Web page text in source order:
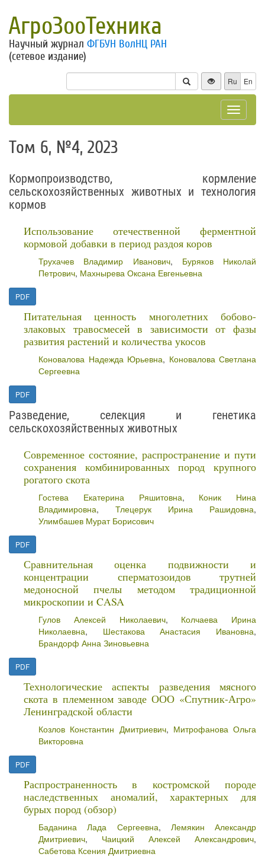
АгроЗооТехника
Научный журнал ФГБУН ВолНЦ РАН
(сетевое издание)
Ru En
Toggle
Том 6, №4, 2023
Кормопроизводство, кормление
сельскохозяйственных животных и технология
кормов
Использование отечественной ферментной
кормовой добавки в период раздоя коров
Трухачев Владимир Иванович, Буряков Николай
Петрович, Махнырева Оксана Евгеньевна
PDF
Питательная ценность многолетних бобово-
злаковых травосмесей в зависимости от фазы
развития растений и количества укосов
Коновалова Надежда Юрьевна, Коновалова Светлана
Сергеевна
PDF
Разведение, селекция и генетика
сельскохозяйственных животных
Современное состояние, распространение и пути
сохранения комбинированных пород крупного
рогатого скота
Гостева Екатерина Ряшитовна, Коник Нина
Владимировна, Тлецерук Ирина Рашидовна,
Улимбашев Мурат Борисович
PDF
Сравнительная оценка подвижности и
концентрации сперматозоидов трутней
медоносной пчелы методом традиционной
микроскопии и CASA
Гулов Алексей Николаевич, Колчаева Ирина
Николаевна, Шестакова Анастасия Ивановна,
Брандорф Анна Зиновьевна
PDF
Технологические аспекты разведения мясного
скота в племенном заводе ООО «Спутник-Агро»
Ленинградской области
Козлов Константин Дмитриевич, Митрофанова Ольга
Викторовна
PDF
Распространенность в костромской породе
наследственных аномалий, характерных для
бурых пород (обзор)
Баданина Лада Сергеевна, Лемякин Александр
Дмитриевич, Чаицкий Алексей Александрович,
Сабетова Ксения Дмитриевна